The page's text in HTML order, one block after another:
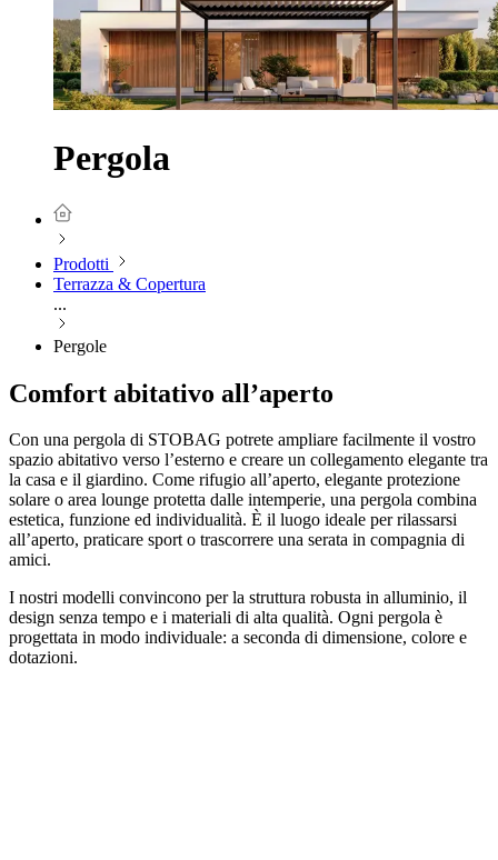
Pergola
Prodotti
Terrazza & Copertura
...
Pergole
Comfort abitativo all’aperto
Con una pergola di STOBAG potrete ampliare facilmente il vostro
spazio abitativo verso l’esterno e creare un collegamento elegante tra
la casa e il giardino. Come rifugio all’aperto, elegante protezione
solare o area lounge protetta dalle intemperie, una pergola combina
estetica, funzione ed individualità. È il luogo ideale per rilassarsi
all’aperto, praticare sport o trascorrere una serata in compagnia di
amici.
I nostri modelli convincono per la struttura robusta in alluminio, il
design senza tempo e i materiali di alta qualità. Ogni pergola è
progettata in modo individuale: a seconda di dimensione, colore e
dotazioni.